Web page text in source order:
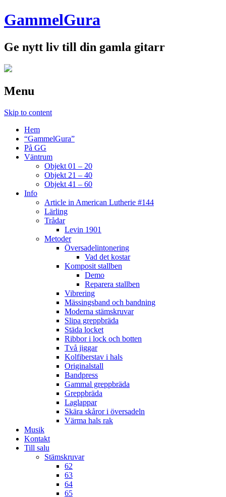
GammelGura
Ge nytt liv till din gamla gitarr
Menu
Skip to content
Hem
“GammelGura”
På GG
Väntrum
Objekt 01 – 20
Objekt 21 – 40
Objekt 41 – 60
Info
Article in American Lutherie #144
Lärling
Trådar
Levin 1901
Metoder
Översadelintonering
Vad det kostar
Komposit stallben
Demo
Reparera stallben
Vibrering
Mässingsband och bandning
Moderna stämskruvar
Slipa greppbräda
Städa locket
Ribbor i lock och botten
Två jiggar
Kolfiberstav i hals
Originalstall
Bandpress
Gammal greppbräda
Greppbräda
Laglappar
Skära skåror i översadeln
Värma hals rak
Musik
Kontakt
Till salu
Stämskruvar
62
63
64
65